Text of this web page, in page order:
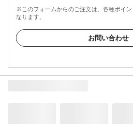
※このフォームからのご注文は、各種ポイン
なります。
お問い合わせ